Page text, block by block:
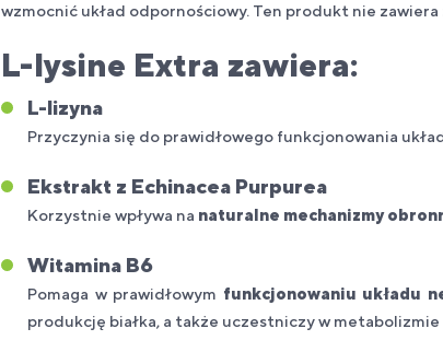
wzmocnić układ odpornościowy. Ten produkt nie
L-lysine Extra zawiera:
L-lizyna
Przyczynia się do prawidłowego funkcjonowania
Ekstrakt z Echinacea Purpurea
Korzystnie wpływa na naturalne mechanizmy
Witamina B6
Pomaga w prawidłowym funkcjonowaniu układu
produkcję białka, a także uczestniczy w metabolizmie